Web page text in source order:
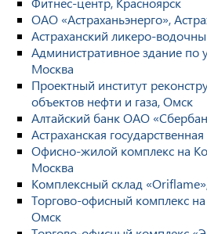
ОАО «Астраханьэнерго»,
Астраханский ликеро-
Административное здание по
Москва
Проектный институт
объектов нефти и газа, Омск
Алтайский банк ОАО
Астраханская
Офисно-жилой комплекс на
Москва
Комплексный склад
Торгово-офисный комплекс
Омск